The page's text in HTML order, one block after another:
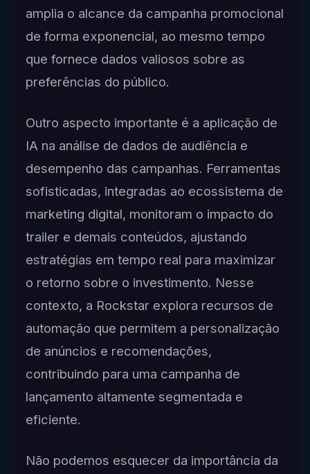
amplia o alcance da campanha promocional
de forma exponencial, ao mesmo tempo
que fornece dados valiosos sobre as
preferências do público.
Outro aspecto importante é a aplicação de
IA na análise de dados de audiência e
desempenho das campanhas. Ferramentas
sofisticadas, integradas ao ecossistema de
marketing digital, monitoram o impacto do
trailer e demais conteúdos, ajustando
estratégias em tempo real para maximizar
o retorno sobre o investimento. Nesse
contexto, a Rockstar explora recursos de
automação que permitem a personalização
de anúncios e recomendações,
contribuindo para uma campanha de
lançamento altamente segmentada e
eficiente.
Não podemos esquecer da importância da